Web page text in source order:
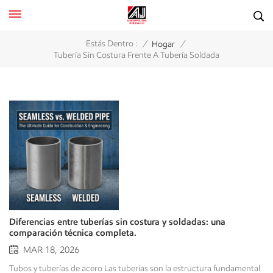
Estás Dentro : / Hogar /
Tubería Sin Costura Frente A Tubería Soldada
Diferencias entre tuberías sin costura y soldadas: una
comparación técnica completa.
MAR 18, 2026
Tubos y tuberías de acero Las tuberías son la estructura fundamental